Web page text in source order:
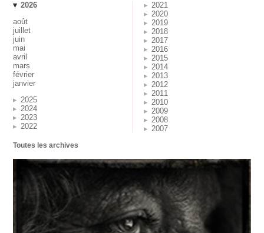
2026
août
juillet
juin
mai
avril
mars
février
janvier
2025
2024
2023
2022
2021
2020
2019
2018
2017
2016
2015
2014
2013
2012
2011
2010
2009
2008
2007
Toutes les archives